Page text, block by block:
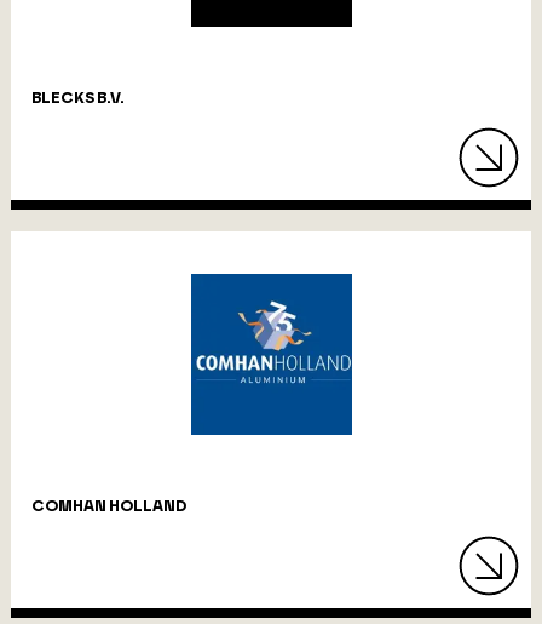
BLECKS B.V.
COMHAN HOLLAND